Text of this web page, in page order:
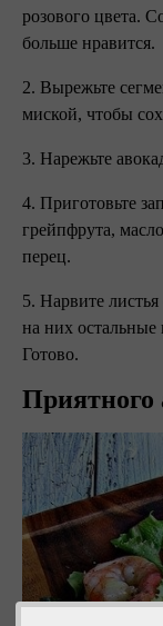
розового цвета.
больше нравится.
2. Вырежьте
миской, чтобы
3. Нарежьте
4. Приготовьте
грейпфрута,
перец.
5. Нарвите
на них остальные
Готово.
Приятного